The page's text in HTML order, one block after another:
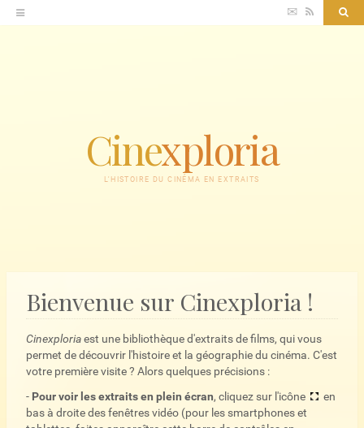
Accéder
au
✉ RSS
Cinexploria
L'HISTOIRE DU CINÉMA EN EXTRAITS
Bienvenue sur Cinexploria !
Cinexploriaest une bibliothèque d'extraits de films, qui vous
permet de découvrir l'histoire et la géographie du cinéma. C'est
votre première visite ? Alors quelques précisions :
- Pour voir les extraits en plein écran, cliquez sur l'icône
en
bas à droite des fenêtres vidéo (pour les smartphones et